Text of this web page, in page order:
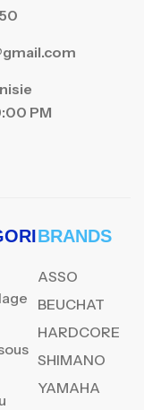
PM
BRANDS
ASSO
BEUCHAT
HARDCORE
SHIMANO
YAMAHA